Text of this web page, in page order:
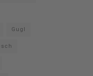
Gugl